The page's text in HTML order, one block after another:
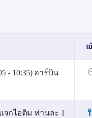
เ
- 10:35) ฮาร์บิน
กไอติม ท่านละ 1